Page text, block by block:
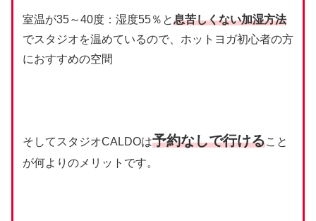
室温が35～40度：湿度55％と息苦しくない加湿方法
でスタジオを温めているので、ホットヨガ初心者の方
におすすめの空間
そしてスタジオCALDOは予約なしで行けること
が何よりのメリットです。